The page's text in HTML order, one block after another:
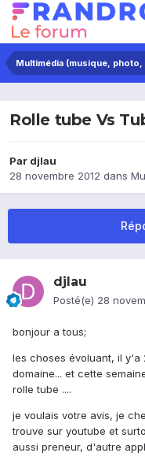
Multimédia (musique,
Rolle tube Vs
Par djlau
28 novembre 2012 dans
djlau
Posté(e) 28
bonjour a tous;
les choses évoluant, il y'a
domaine... et cette
rolle tube ....
je voulais votre avis, je
trouve sur youtube et
aussi preneur, d'autre